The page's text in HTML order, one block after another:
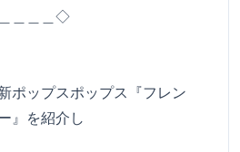
＿＿＿＿◇
ップスポップス『フレン
』を紹介し